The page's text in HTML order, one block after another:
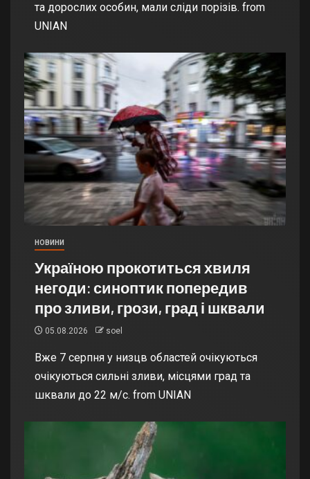
та дорослих особин, мали сліди порізів. from
UNIAN
НОВИНИ
Україною прокотиться хвиля
негоди: синоптик попередив
про зливи, грози, град і шквали
05.08.2026 soel
Вже 7 серпня у низцв областей очікуються
очікуються сильні зливи, місцями град та
шквали до 22 м/с. from UNIAN